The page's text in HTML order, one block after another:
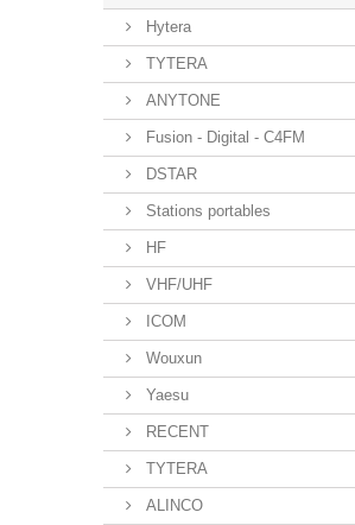
Hytera
TYTERA
ANYTONE
Fusion - Digital - C4FM
DSTAR
Stations portables
HF
VHF/UHF
ICOM
Wouxun
Yaesu
RECENT
TYTERA
ALINCO